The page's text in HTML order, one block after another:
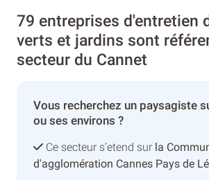
79 entreprises d'entretien
verts et jardins sont
secteur du Cannet
Vous recherchez un paysagiste
ou ses environs ?
Ce secteur s’etend sur la
d'agglomération Cannes Pays de